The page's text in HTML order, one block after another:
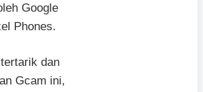
Google
Phones.
dan
Gcam ini,